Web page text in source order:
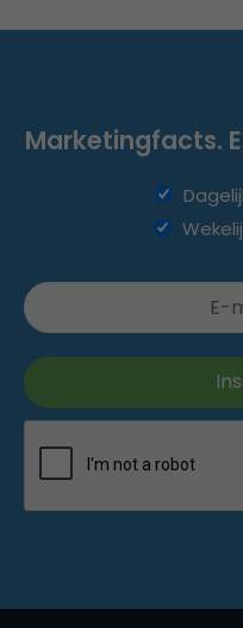
Marketingfacts.